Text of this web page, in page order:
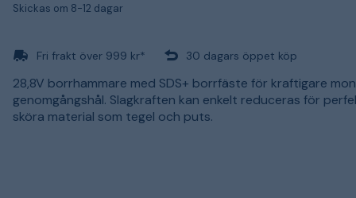
Skickas om 8-12 dagar
Fri frakt över 999 kr* 30 dagars öppet köp
28,8V borrhammare med SDS+ borrfäste för kraftigare
genomgångshål. Slagkraften kan enkelt reduceras för
sköra material som tegel och puts.